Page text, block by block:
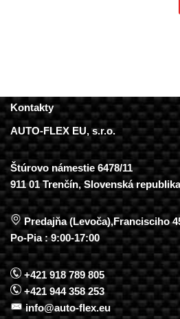
Kontakty
AUTO-FLEX EU, s.r.o.
Štúrovo námestie 6478/11
911 01 Trenčín, Slovenská republika
Predajňa (Levoča),Francisciho
Po-Pia : 9:00-17:00
+421 918 789 805
+421 944 358 253
info@auto-flex.eu